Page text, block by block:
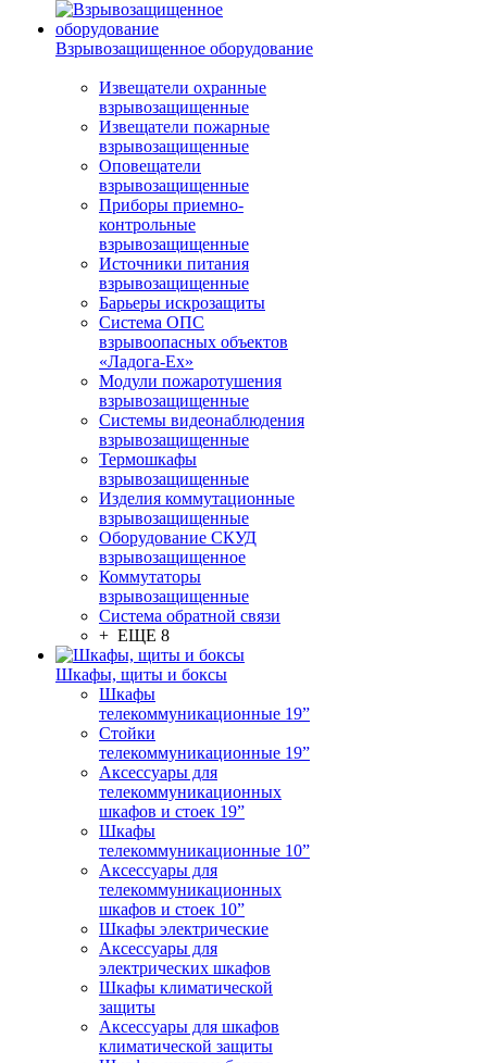
Взрывозащищенное оборудование
Извещатели охранные
взрывозащищенные
Извещатели пожарные
взрывозащищенные
Оповещатели
взрывозащищенные
Приборы приемно-
контрольные
взрывозащищенные
Источники питания
взрывозащищенные
Барьеры искрозащиты
Система ОПС
взрывоопасных объектов
«Ладога-Ex»
Модули пожаротушения
взрывозащищенные
Системы видеонаблюдения
взрывозащищенные
Термошкафы
взрывозащищенные
Изделия коммутационные
взрывозащищенные
Оборудование СКУД
взрывозащищенное
Коммутаторы
взрывозащищенные
Система обратной связи
+ ЕЩЕ 8
Шкафы, щиты и боксы
Шкафы
телекоммуникационные 19”
Стойки
телекоммуникационные 19”
Аксессуары для
телекоммуникационных
шкафов и стоек 19”
Шкафы
телекоммуникационные 10”
Аксессуары для
телекоммуникационных
шкафов и стоек 10”
Шкафы электрические
Аксессуары для
электрических шкафов
Шкафы климатической
защиты
Аксессуары для шкафов
климатической защиты